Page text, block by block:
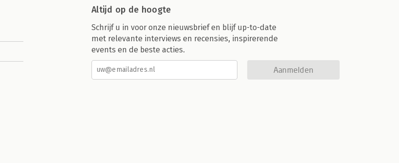
Altijd op de hoogte
Schrijf u in voor onze nieuwsbrief en blijf up-to-date
met relevante interviews en recensies, inspirerende
events en de beste acties.
Aanmelden